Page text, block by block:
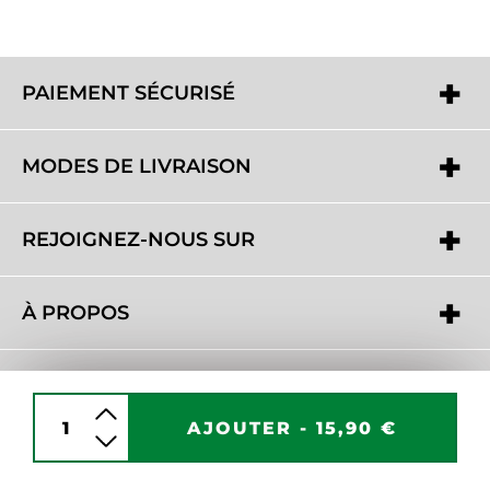
AJOUTER - 15,90 €
PAIEMENT SÉCURISÉ
MODES DE LIVRAISON
REJOIGNEZ-NOUS SUR
À PROPOS
BESOIN D'AIDE ?